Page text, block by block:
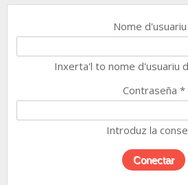
Nome d'usuariu
Inxerta'l to nome d'usuariu
Contraseña *
Introduz la